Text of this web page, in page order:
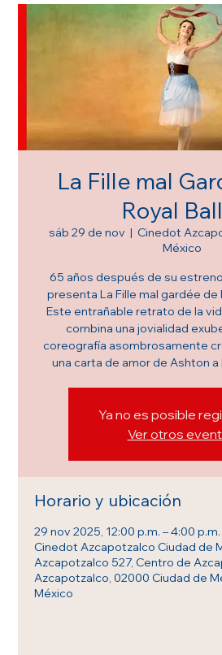
La Fille mal
Royal
sáb 29 de nov
  |
Cinedot
México
65 años después de su
presenta La Fille mal gardée
Este entrañable retrato de la
combina una jovialidad
coreografía asombrosamente
una carta de amor de Ashton a
Ya no es posible
Ver otros
Horario y ubicación
29 nov 2025, 12:00 p.m. – 4:00 p.m.
Cinedot Azcapotzalco Ciudad de
Azcapotzalco 527, Centro de
Azcapotzalco, 02000 Ciudad de
México